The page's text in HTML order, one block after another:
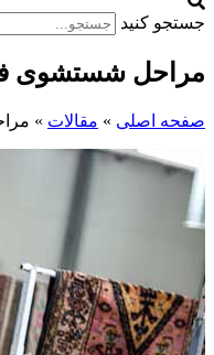
جستجو کنید
مراحل شستشوی
صفحه اصلی » مقالات »